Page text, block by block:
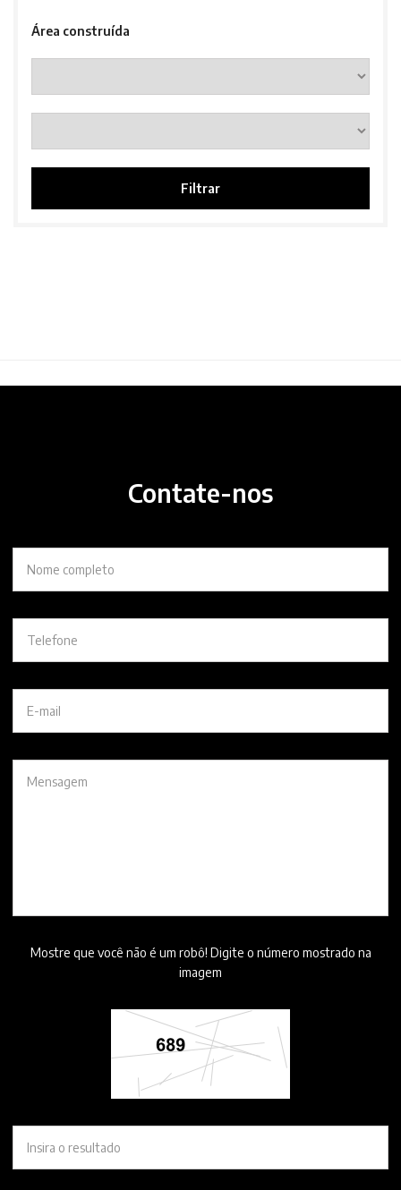
Área construída
Filtrar
Contate-nos
Mostre que você não é um robô! Digite o número mostrado na
imagem